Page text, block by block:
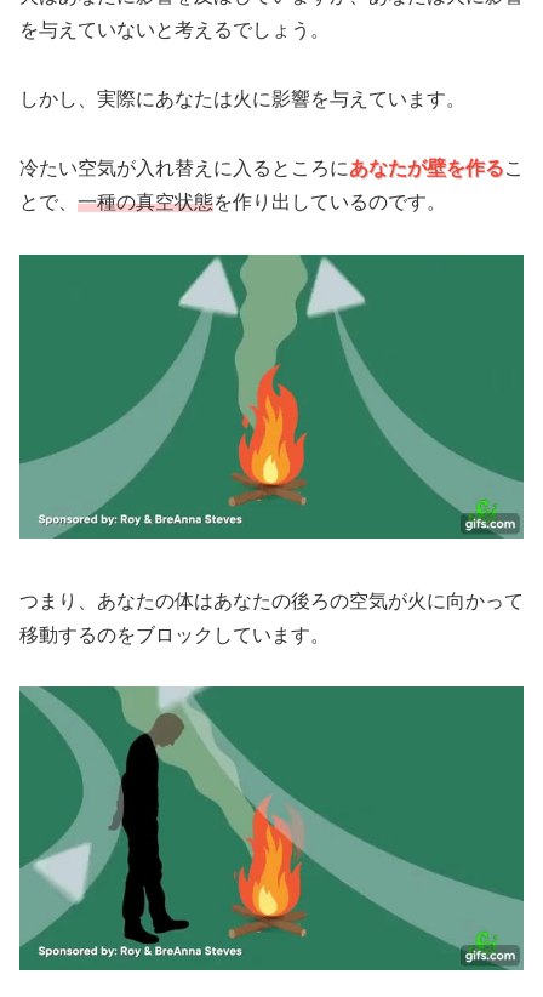
を与えていないと考えるでしょう。
しかし、実際にあなたは火に影響を与えています。
冷たい空気が入れ替えに入るところにあなたが壁を作るこ
とで、 一種の真空状態を作り出しているのです。
つまり、あなたの体はあなたの後ろの空気が火に向かって
移動するのをブロックしています。